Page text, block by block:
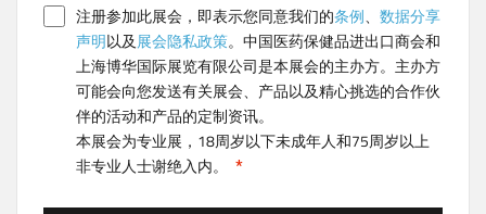
注册参加此展会，即表示您同意我们的条例、 数据分享
声明以及展会隐私政策。中国医药保健品进出口商会和
上海博华国际展览有限公司是本展会的主办方。主办方
可能会向您发送有关展会、产品以及精心挑选的合作伙
伴的活动和产品的定制资讯。
本展会为专业展，18周岁以下未成年人和75周岁以上
非专业人士谢绝入内。